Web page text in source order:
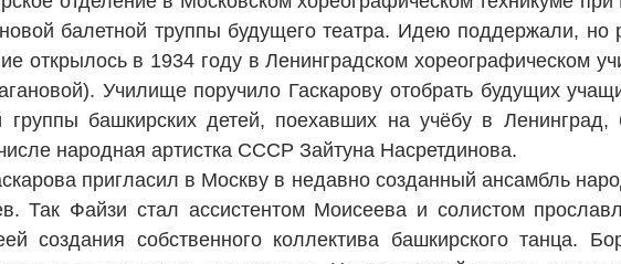
балетной труппы будущего театра. Идею поддержали, но
открылось в 1934 году в Ленинградском хореографическом
Училище поручило Гаскарову отобрать будущих
башкирских детей, поехавших на учёбу в Ленинград,
народная артистка СССР Зайтуна Насретдинова.
пригласил в Москву в недавно созданный ансамбль
Так Файзи стал ассистентом Моисеева и солистом
создания собственного коллектива башкирского танца.